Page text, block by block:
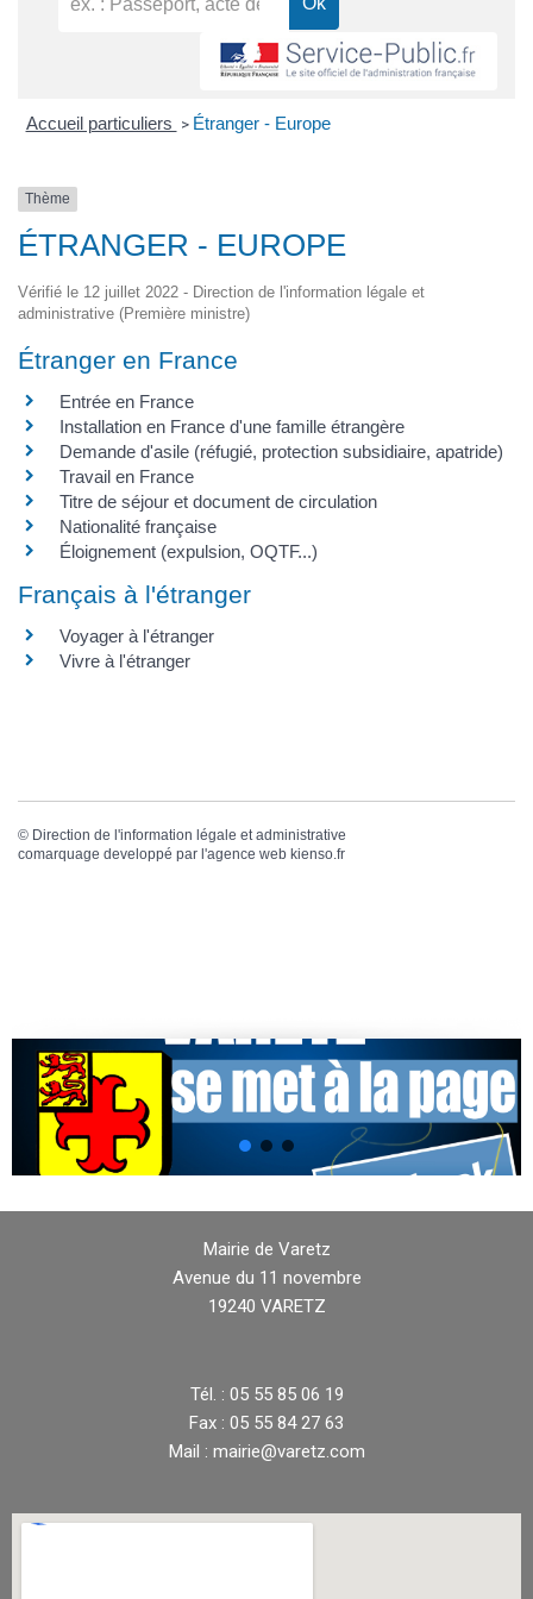
Accueil particuliers > Étranger - Europe
Thème
ÉTRANGER - EUROPE
Vérifié le 12 juillet 2022 - Direction de l'information légale et
administrative (Première ministre)
Étranger en France
Entrée en France
Installation en France d'une famille étrangère
Demande d'asile (réfugié, protection subsidiaire, apatride)
Travail en France
Titre de séjour et document de circulation
Nationalité française
Éloignement (expulsion, OQTF...)
Français à l'étranger
Voyager à l'étranger
Vivre à l'étranger
© Direction de l'information légale et administrative
comarquage developpé par l'agence web kienso.fr
Mairie de Varetz
Avenue du 11 novembre
19240 VARETZ
Tél. : 05 55 85 06 19
Fax : 05 55 84 27 63
Mail : mairie@varetz.com